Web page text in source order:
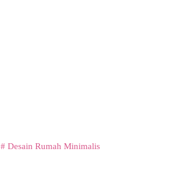
# Desain Rumah Minimalis